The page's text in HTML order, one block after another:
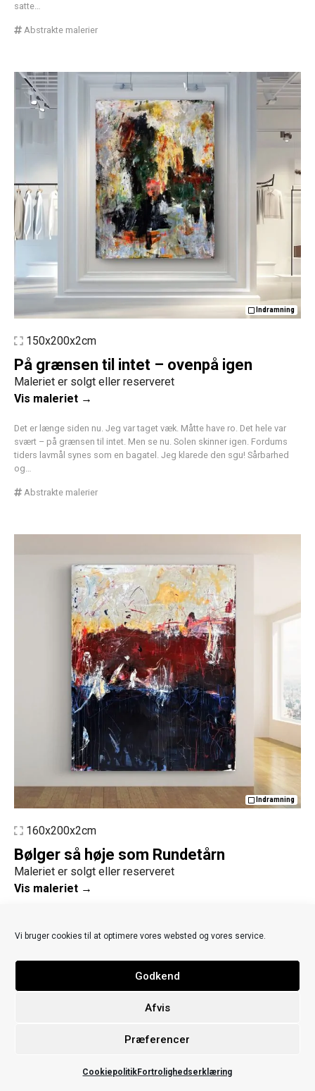
Vi bruger cookies til at optimere vores websted og vores service.
Godkend
Afvis
Præferencer
CookiepolitikFortrolighedserklæring
satte…
Abstrakte malerier
Indramning
150x200x2cm
På grænsen til intet – ovenpå igen
Maleriet er solgt eller reserveret
Vis maleriet →
Det er længe siden nu. Jeg var taget væk. Måtte have ro. Det hele var
svært – på grænsen til intet. Men se nu. Solen skinner igen. Fordums
tiders lavmål synes som en bagatel. Jeg klarede den sgu! Sårbarhed
og…
Abstrakte malerier
Indramning
160x200x2cm
Bølger så høje som Rundetårn
Maleriet er solgt eller reserveret
Vis maleriet →
er jeg rigtig glad for. På båden er der regler og krav om høj disciplin.
Fri fragt (3-5 hverdage)